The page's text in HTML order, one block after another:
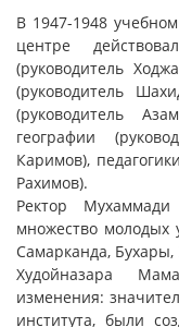
В 1947-1948
центре
(руководитель
(руководитель
(руководитель
географии
Каримов),
Рахимов).
Ректор
множество молодых
Самарканда,
Худойназара
изменения:
института, были